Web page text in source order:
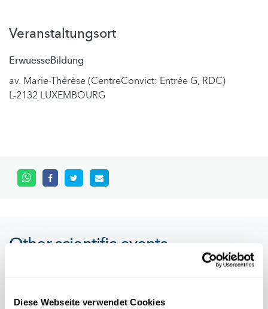
Diese Webseite verwendet Cookies
Veranstaltungsort
ErwuesseBildung
av. Marie-Thérèse (CentreConvict: Entrée G, RDC)
L-2132 LUXEMBOURG
Other scientific events